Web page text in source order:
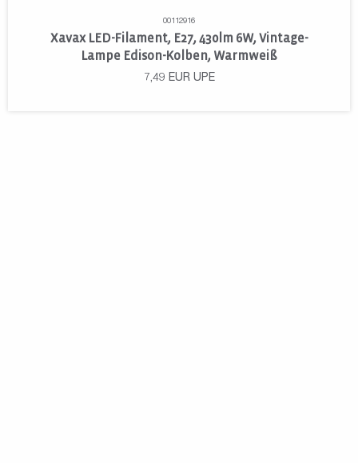
00112916
Xavax LED-Filament, E27, 430lm 6W, Vintage-
Lampe Edison-Kolben, Warmweiß
7,49 EUR UPE